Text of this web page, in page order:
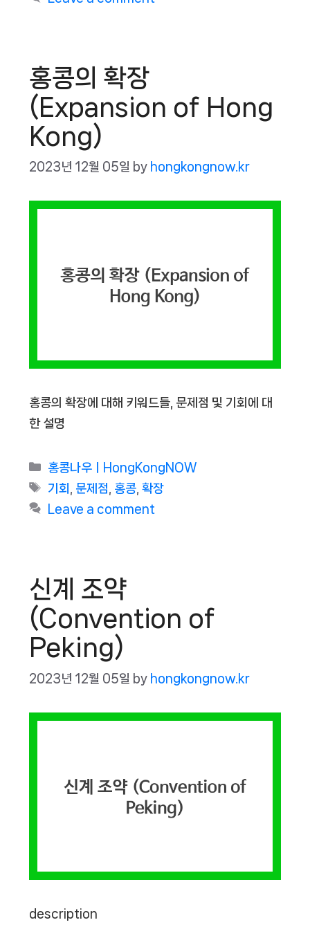
홍콩의 확장
(Expansion of Hong
Kong)
2023년 12월 05일 by hongkongnow.kr
홍콩의 확장에 대해 키워드들, 문제점 및 기회에 대
한 설명
Categories
홍콩나우ㅣHongKongNOW
Tags
기회 문제점 홍콩 ,확장
Leave a comment
신계 조약
(Convention of
Peking)
2023년 12월 05일 by hongkongnow.kr
description